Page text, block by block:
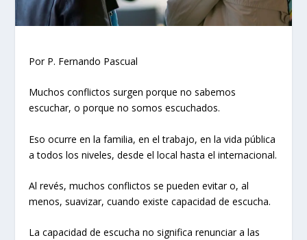
Por P. Fernando Pascual
Muchos conflictos surgen porque no sabemos
escuchar, o porque no somos escuchados.
Eso ocurre en la familia, en el trabajo, en la vida pública
a todos los niveles, desde el local hasta el internacional.
Al revés, muchos conflictos se pueden evitar o, al
menos, suavizar, cuando existe capacidad de escucha.
La capacidad de escucha no significa renunciar a las